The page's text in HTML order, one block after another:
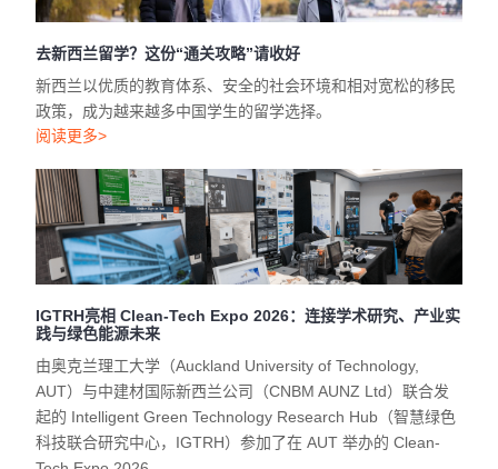
去新西兰留学？这份“通关攻略”请收好
新西兰以优质的教育体系、安全的社会环境和相对宽松的移民
政策，成为越来越多中国学生的留学选择。
阅读更多>
IGTRH亮相 Clean-Tech Expo 2026：连接学术研究、产业实
践与绿色能源未来
由奥克兰理工大学（Auckland University of Technology,
AUT）与中建材国际新西兰公司（CNBM AUNZ Ltd）联合发
起的 Intelligent Green Technology Research Hub（智慧绿色
科技联合研究中心，IGTRH）参加了在 AUT 举办的 Clean-